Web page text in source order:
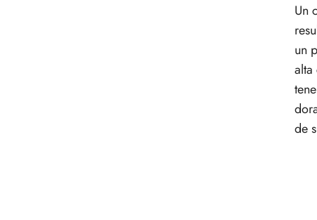
Un
un
de